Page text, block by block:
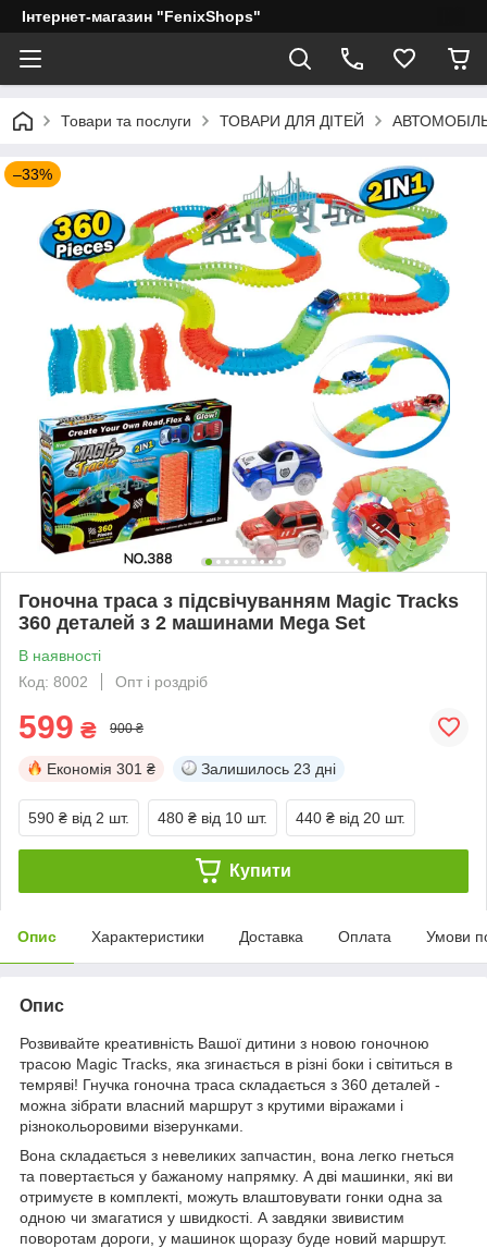
Інтернет-магазин "FenixShops"
Товари та послуги ТОВАРИ ДЛЯ ДІТЕЙ
–33%
Гоночна траса з підсвічуванням Magic Tracks
360 деталей з 2 машинами Mega Set
В наявності
Код: 8002
Опт і роздріб
599 ₴ 900 ₴
Економія 301 ₴ Залишилось 23 дні
590 ₴ від 2 шт. 480 ₴ від 10 шт. 440 ₴ від 20 шт.
Купити
Опис Характеристики Доставка Оплата Умови
Опис
Розвивайте креативність Вашої дитини з новою гоночною
трасою Magic Tracks, яка згинається в різні боки і світиться в
темряві! Гнучка гоночна траса складається з 360 деталей -
можна зібрати власний маршрут з крутими віражами і
різнокольоровими візерунками.
Вона складається з невеликих запчастин, вона легко гнеться
та повертається у бажаному напрямку. А дві машинки, які ви
отримуєте в комплекті, можуть влаштовувати гонки одна за
одною чи змагатися у швидкості. А завдяки звивистим
поворотам дороги, у машинок щоразу буде новий маршрут.